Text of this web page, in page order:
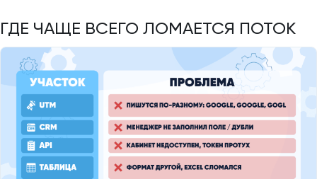
ГДЕ ЧАЩЕ ВСЕГО ЛОМАЕТСЯ ПОТОК